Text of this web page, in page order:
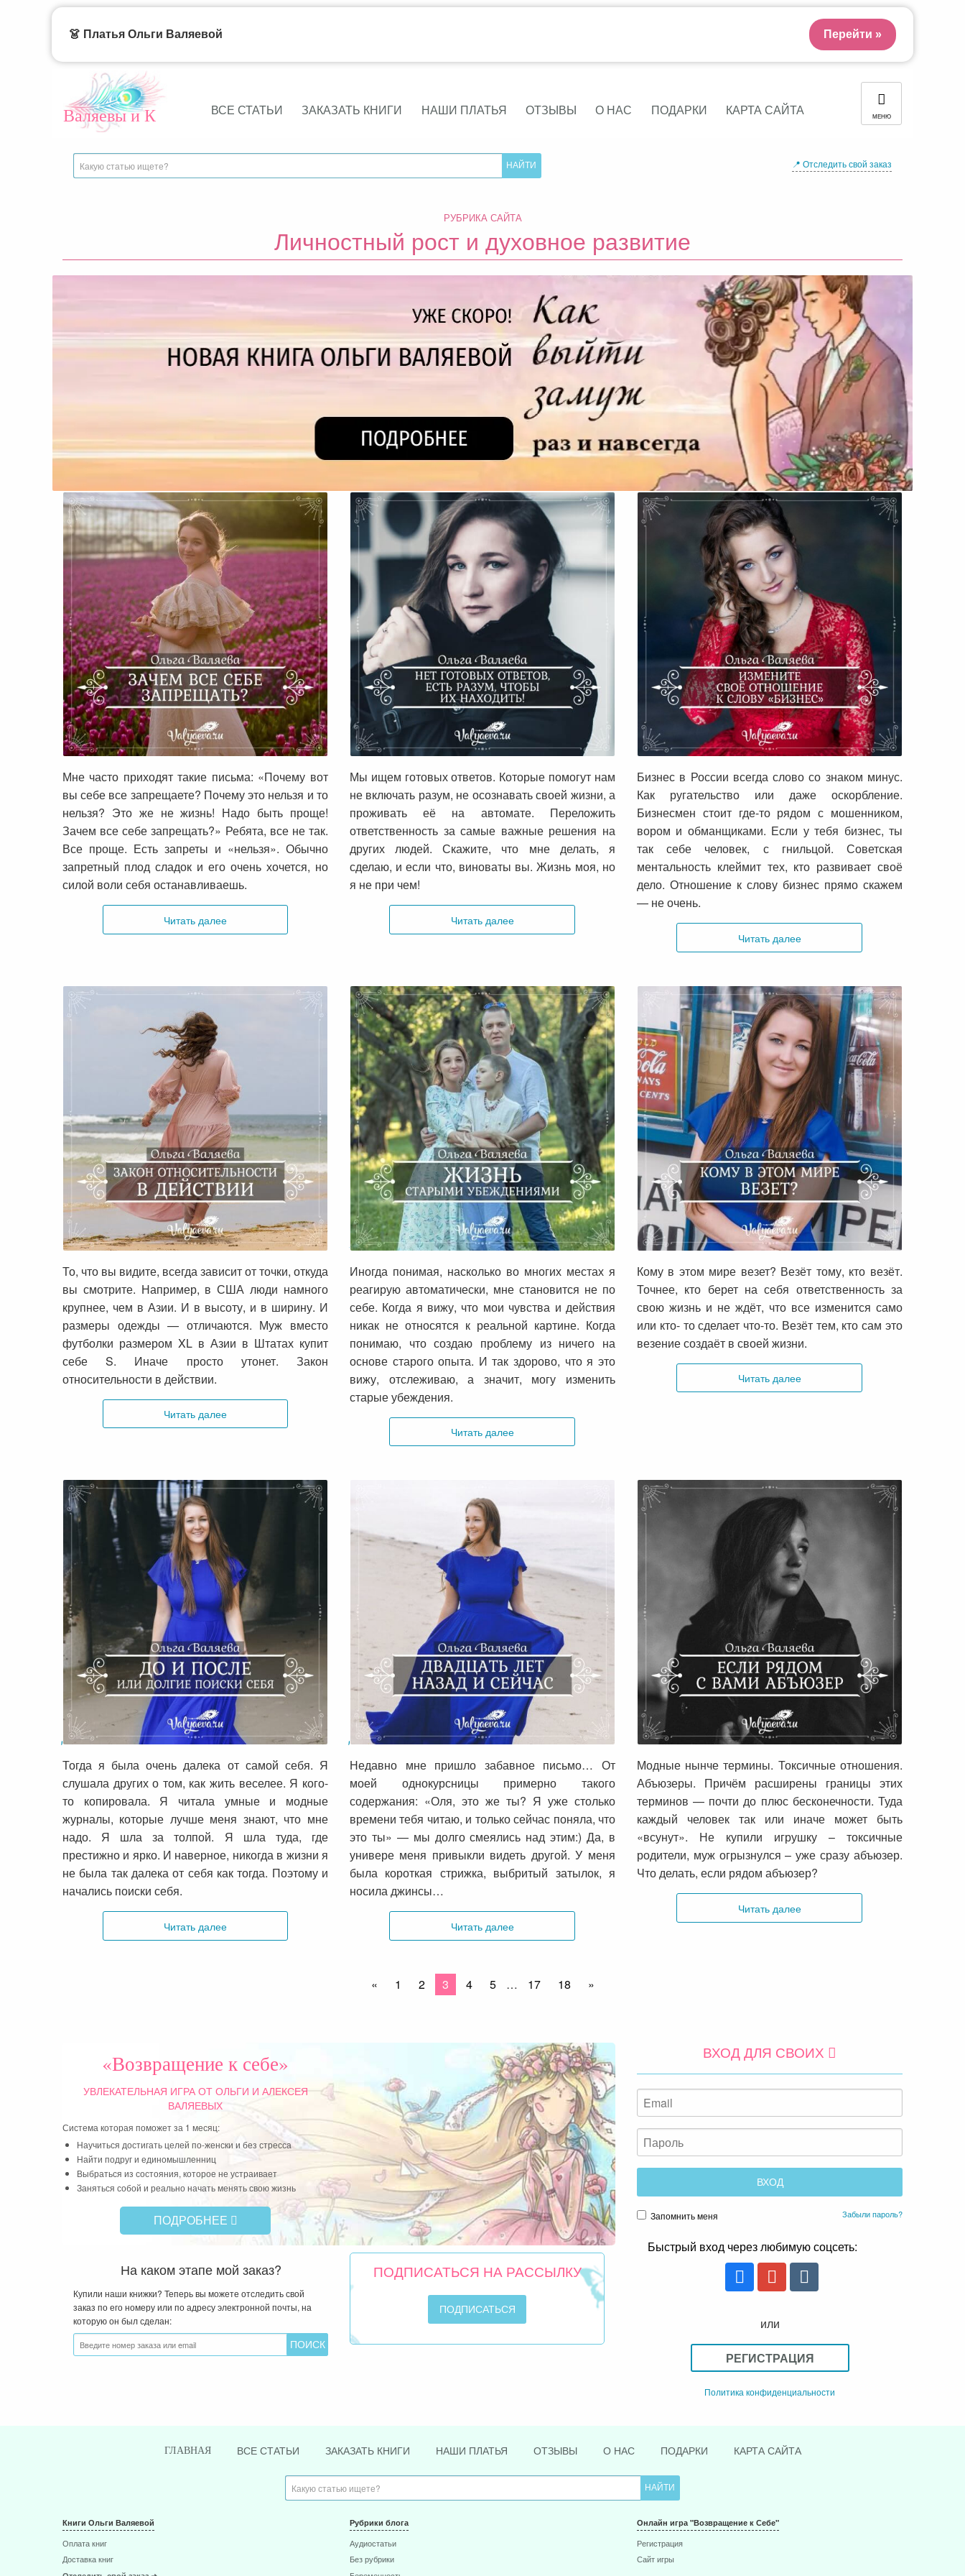
Валяевы и К ВСЕ СТАТЬИ ЗАКАЗАТЬ КНИГИ НАШИ ПЛАТЬЯ ОТЗЫВЫ О НАС ПОДАРКИ КАРТА САЙТА МЕНЮ
📍 Отследить свой заказ
РУБРИКА САЙТА
Личностный рост и духовное развитие
Зачем все себе запрещать?
Мне часто приходят такие письма: «Почему вот
вы себе все запрещаете? Почему это нельзя и то
нельзя? Это же не жизнь! Надо быть проще!
Зачем все себе запрещать?» Ребята, все не так.
Все проще. Есть запреты и «нельзя». Обычно
запретный плод сладок и его очень хочется, но
силой воли себя останавливаешь.
Читать далее
Нет готовых ответов, есть разум,
чтобы их находить!
Мы ищем готовых ответов. Которые помогут нам
не включать разум, не осознавать своей жизни, а
проживать её на автомате. Переложить
ответственность за самые важные решения на
других людей. Скажите, что мне делать, я
сделаю, и если что, виноваты вы. Жизнь моя, но
я не при чем!
Читать далее
Измените своё отношение к слову
«бизнес»
Бизнес в России всегда слово со знаком минус.
Как ругательство или даже оскорбление.
Бизнесмен стоит где-то рядом с мошенником,
вором и обманщиками. Если у тебя бизнес, ты
так себе человек, с гнильцой. Советская
ментальность клеймит тех, кто развивает своё
дело. Отношение к слову бизнес прямо скажем
— не очень.
Читать далее
Закон относительности в действии
То, что вы видите, всегда зависит от точки, откуда
вы смотрите. Например, в США люди намного
крупнее, чем в Азии. И в высоту, и в ширину. И
размеры одежды — отличаются. Муж вместо
футболки размером XL в Азии в Штатах купит
себе S. Иначе просто утонет. Закон
относительности в действии.
Читать далее
Жизнь старыми убеждениями
Иногда понимая, насколько во многих местах я
реагирую автоматически, мне становится не по
себе. Когда я вижу, что мои чувства и действия
никак не относятся к реальной картине. Когда
понимаю, что создаю проблему из ничего на
основе старого опыта. И так здорово, что я это
вижу, отслеживаю, а значит, могу изменить
старые убеждения.
Читать далее
Кому в этом мире везет?
Кому в этом мире везет? Везёт тому, кто везёт.
Точнее, кто берет на себя ответственность за
свою жизнь и не ждёт, что все изменится само
или кто- то сделает что-то. Везёт тем, кто сам это
везение создаёт в своей жизни.
Читать далее
До и после или долгие поиски себя
Тогда я была очень далека от самой себя. Я
слушала других о том, как жить веселее. Я кого-
то копировала. Я читала умные и модные
журналы, которые лучше меня знают, что мне
надо. Я шла за толпой. Я шла туда, где
престижно и ярко. И наверное, никогда в жизни я
не была так далека от себя как тогда. Поэтому и
начались поиски себя.
Читать далее
Двадцать лет назад и сейчас
Недавно мне пришло забавное письмо… От
моей однокурсницы примерно такого
содержания: «Оля, это же ты? Я уже столько
времени тебя читаю, и только сейчас поняла, что
это ты» — мы долго смеялись над этим:) Да, в
универе меня привыкли видеть другой. У меня
была короткая стрижка, выбритый затылок, я
носила джинсы…
Читать далее
Если рядом с вами абъюзер
Модные нынче термины. Токсичные отношения.
Абъюзеры. Причём расширены границы этих
терминов — почти до плюс бесконечности. Туда
каждый человек так или иначе может быть
«всунут». Не купили игрушку – токсичные
родители, муж огрызнулся – уже сразу абъюзер.
Что делать, если рядом абъюзер?
Читать далее
« 1 2 3 4 5 … 17 18 »
«Возвращение к себе»
УВЛЕКАТЕЛЬНАЯ ИГРАОТ ОЛЬГИ И АЛЕКСЕЯ
ВАЛЯЕВЫХ
Система которая поможет за 1 месяц:
Научиться достигать целей по-женски и без стресса
Найти подруг и единомышленниц
Выбраться из состояния, которое не устраивает
Заняться собой и реально начать менять свою жизнь
ПОДРОБНЕЕ
На каком этапе мой заказ?
Купили наши книжки? Теперь вы можете отследить свой
заказ по его номеру или по адресу электронной почты, на
которую он был сделан:
ПОДПИСАТЬСЯ НА РАССЫЛКУ
ВХОД ДЛЯ СВОИХ
Запомнить меня Забыли пароль?
Быстрый вход через любимую соцсеть:
или
РЕГИСТРАЦИЯ
Политика конфиденциальности
ГЛАВНАЯ ВСЕ СТАТЬИ ЗАКАЗАТЬ КНИГИ НАШИ ПЛАТЬЯ ОТЗЫВЫ О НАС ПОДАРКИ КАРТА САЙТА
Книги Ольги Валяевой
Оплата книг
Доставка книг
Рубрики блога
Аудиостатьи
Без рубрики
Онлайн игра "Возвращение к Себе"
Регистрация
Сайт игры
👗 Платья Ольги Валяевой Перейти »